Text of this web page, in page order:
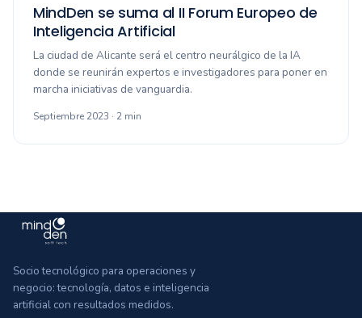
MindDen se suma al II Forum Europeo de
Inteligencia Artificial
La ciudad de Alicante será el centro neurálgico de la IA
donde se reunirán expertos e investigadores para poner en
marcha iniciativas de vanguardia.
Septiembre 2023 · 2 min
Socio tecnológico para operaciones y
negocio: tecnología, datos e inteligencia
artificial con resultados medidos.